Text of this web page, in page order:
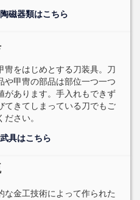
磁器類はこちら
冑をはじめとする刀装具。刀
や甲冑の部品は部位一つ一つ
があります。手入れもできず
てきてしまっている刀でもご
ださい。
具はこちら
な金工技術によって作られた